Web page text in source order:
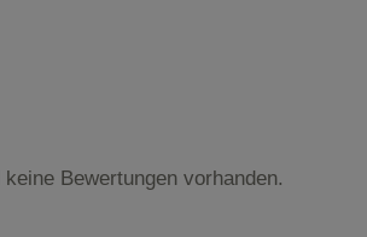
Bewertungen vorhanden.